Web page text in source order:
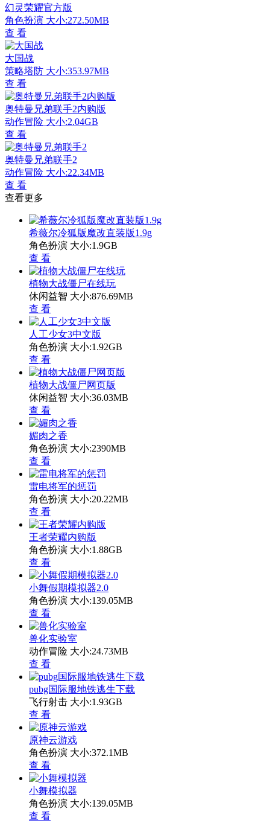
幻灵荣耀官方版
角色扮演 大小:272.50MB
查 看
大国战
策略塔防 大小:353.97MB
查 看
奥特曼兄弟联手2内购版
动作冒险 大小:2.04GB
查 看
奥特曼兄弟联手2
动作冒险 大小:22.34MB
查 看
查看更多
希薇尔冷狐版魔改直装版1.9g
角色扮演 大小:1.9GB
查 看
植物大战僵尸在线玩
休闲益智 大小:876.69MB
查 看
人工少女3中文版
角色扮演 大小:1.92GB
查 看
植物大战僵尸网页版
休闲益智 大小:36.03MB
查 看
媚肉之香
角色扮演 大小:2390MB
查 看
雷电将军的惩罚
角色扮演 大小:20.22MB
查 看
王者荣耀内购版
角色扮演 大小:1.88GB
查 看
小舞假期模拟器2.0
角色扮演 大小:139.05MB
查 看
兽化实验室
动作冒险 大小:24.73MB
查 看
pubg国际服地铁逃生下载
飞行射击 大小:1.93GB
查 看
原神云游戏
角色扮演 大小:372.1MB
查 看
小舞模拟器
角色扮演 大小:139.05MB
查 看